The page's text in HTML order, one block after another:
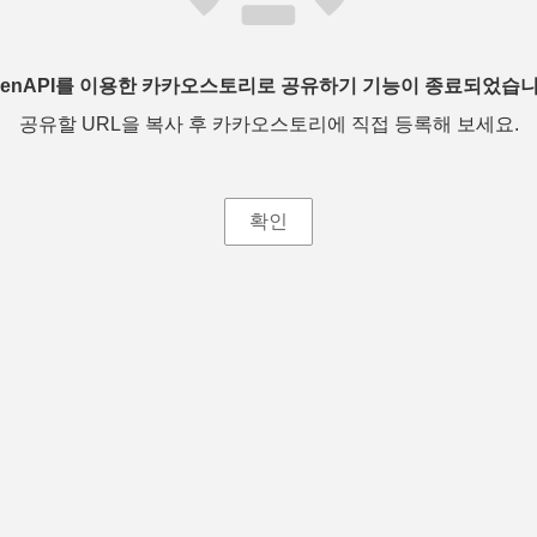
를 이용한 카카오스토리로 공유하기 기능이 종료되었습
공유할 URL을 복사 후 카카오스토리에 직접 등록해 보세요.
확인